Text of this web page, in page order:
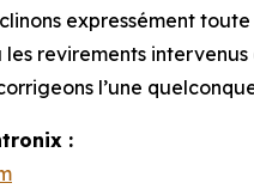
expressément
les revirements
l’une
: